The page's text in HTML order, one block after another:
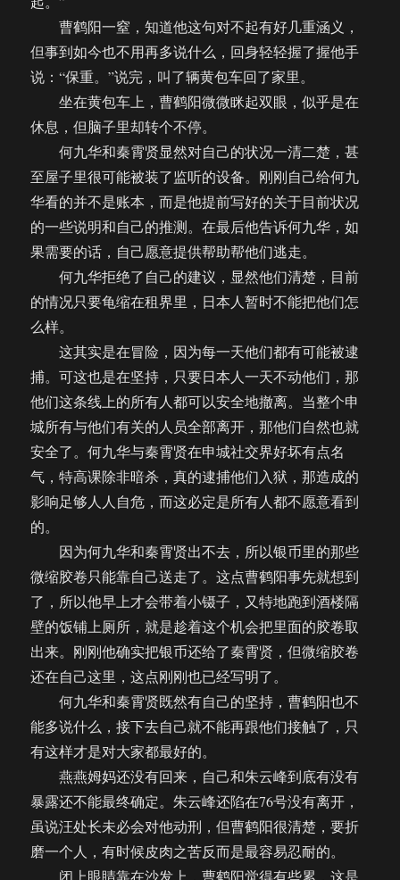
曹鹤阳一窒，知道他这句对不起有好几重涵义，
但事到如今也不用再多说什么，回身轻轻握了握他手
说：“保重。”说完，叫了辆黄包车回了家里。
坐在黄包车上，曹鹤阳微微眯起双眼，似乎是在
休息，但脑子里却转个不停。
何九华和秦霄贤显然对自己的状况一清二楚，甚
至屋子里很可能被装了监听的设备。刚刚自己给何九
华看的并不是账本，而是他提前写好的关于目前状况
的一些说明和自己的推测。在最后他告诉何九华，如
果需要的话，自己愿意提供帮助帮他们逃走。
何九华拒绝了自己的建议，显然他们清楚，目前
的情况只要龟缩在租界里，日本人暂时不能把他们怎
么样。
这其实是在冒险，因为每一天他们都有可能被逮
捕。可这也是在坚持，只要日本人一天不动他们，那
他们这条线上的所有人都可以安全地撤离。当整个申
城所有与他们有关的人员全部离开，那他们自然也就
安全了。何九华与秦霄贤在申城社交界好坏有点名
气，特高课除非暗杀，真的逮捕他们入狱，那造成的
影响足够人人自危，而这必定是所有人都不愿意看到
的。
因为何九华和秦霄贤出不去，所以银币里的那些
微缩胶卷只能靠自己送走了。这点曹鹤阳事先就想到
了，所以他早上才会带着小镊子，又特地跑到酒楼隔
壁的饭铺上厕所，就是趁着这个机会把里面的胶卷取
出来。刚刚他确实把银币还给了秦霄贤，但微缩胶卷
还在自己这里，这点刚刚也已经写明了。
何九华和秦霄贤既然有自己的坚持，曹鹤阳也不
能多说什么，接下去自己就不能再跟他们接触了，只
有这样才是对大家都最好的。
燕燕姆妈还没有回来，自己和朱云峰到底有没有
暴露还不能最终确定。朱云峰还陷在76号没有离开，
虽说汪处长未必会对他动刑，但曹鹤阳很清楚，要折
磨一个人，有时候皮肉之苦反而是最容易忍耐的。